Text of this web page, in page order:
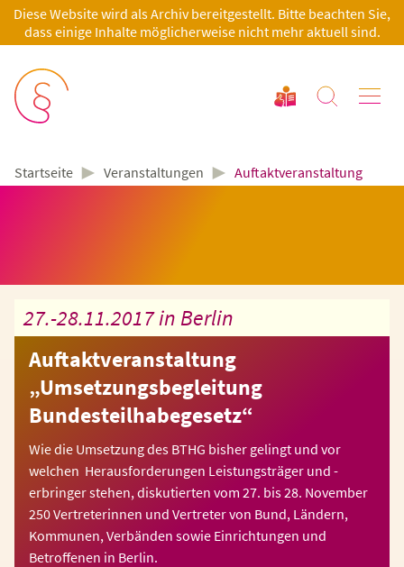
Diese Website wird als Archiv bereitgestellt. Bitte beachten Sie,
dass einige Inhalte möglicherweise nicht mehr aktuell sind.
Startseite ► Veranstaltungen ► Auftaktveranstaltung
27.-28.11.2017 in Berlin
Auftaktveranstaltung
„Umsetzungsbegleitung
Bundesteilhabegesetz“
Wie die Umsetzung des BTHG bisher gelingt und vor
welchen Herausforderungen Leistungsträger und -
erbringer stehen, diskutierten vom 27. bis 28. November
250 Vertreterinnen und Vertreter von Bund, Ländern,
Kommunen, Verbänden sowie Einrichtungen und
Betroffenen in Berlin.